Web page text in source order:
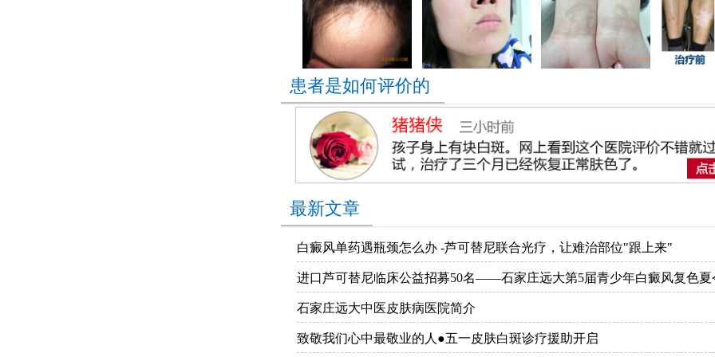
患者是如何评价的
最新文章
白癜风单药遇瓶颈怎么办 -芦可替尼联合光疗，让难治部位"跟上来"
进口芦可替尼临床公益招募50名——石家庄远大第5届青少年白癜风复色夏
石家庄远大中医皮肤病医院简介
致敬我们心中最敬业的人●五一皮肤白斑诊疗援助开启